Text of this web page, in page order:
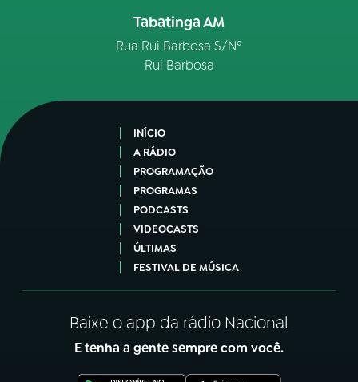
Tabatinga AM
Rua Rui Barbosa S/Nº
Rui Barbosa
INÍCIO
A RÁDIO
PROGRAMAÇÃO
PROGRAMAS
PODCASTS
VIDEOCASTS
ÚLTIMAS
FESTIVAL DE MÚSICA
Baixe o app da rádio Nacional
E tenha a gente sempre com você.